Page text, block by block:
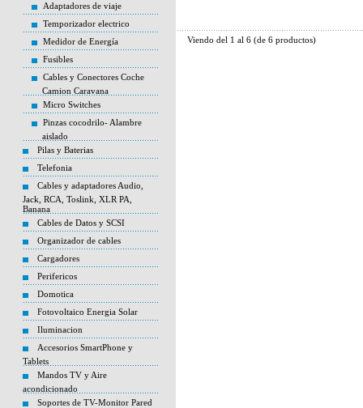
Adaptadores de viaje
Temporizador electrico
Medidor de Energía
Fusibles
Cables y Conectores Coche
Camion Caravana
Micro Switches
Pinzas cocodrilo- Alambre
aislado
Pilas y Baterias
Telefonia
Cables y adaptadores Audio,
Jack, RCA, Toslink, XLR PA,
Banana
Cables de Datos y SCSI
Organizador de cables
Cargadores
Perifericos
Domotica
Fotovoltaico Energia Solar
Iluminacion
Accesorios SmartPhone y
Tablets
Mandos TV y Aire
acondicionado
Soportes de TV-Monitor Pared
Viendo del 1 al 6 (de 6 productos)